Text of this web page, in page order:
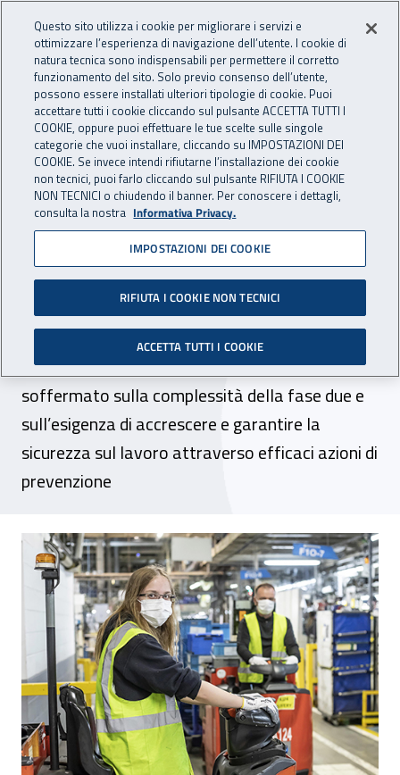
INAIL - Istituto Nazionale
Apri cerca
Navigazione principale
Navigazione - Ti trovi in:
Home Inail comunica News
25 maggio 2020
Paolo Lazzara: “Un patto
per la sicurezza”
Il vicepresidente dell’Inail, in un articolo
pubblicato sul quotidiano “L’Unità”, si è
soffermato sulla complessità della fase due e
sull’esigenza di accrescere e garantire la
sicurezza sul lavoro attraverso efficaci azioni di
prevenzione
Paolo Lazzara: “Un patto per la sicurezza”
Questo sito utilizza i cookie per migliorare i servizi e
ottimizzare l’esperienza di navigazione dell’utente. I cookie di
natura tecnica sono indispensabili per permettere il corretto
funzionamento del sito. Solo previo consenso dell’utente,
possono essere installati ulteriori tipologie di cookie. Puoi
accettare tutti i cookie cliccando sul pulsante ACCETTA TUTTI I
COOKIE, oppure puoi effettuare le tue scelte sulle singole
categorie che vuoi installare, cliccando su IMPOSTAZIONI DEI
COOKIE. Se invece intendi rifiutarne l’installazione dei cookie
non tecnici, puoi farlo cliccando sul pulsante RIFIUTA I COOKIE
NON TECNICI o chiudendo il banner. Per conoscere i dettagli,
consulta la nostra Informativa Privacy.
IMPOSTAZIONI DEI COOKIE
RIFIUTA I COOKIE NON TECNICI
ACCETTA TUTTI I COOKIE